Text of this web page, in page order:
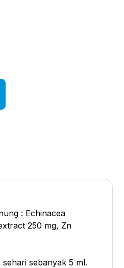
: Echinacea
250 mg, Zn
sebanyak 5 ml.